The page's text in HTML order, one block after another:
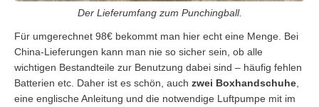
Der Lieferumfang zum Punchingball.
Für umgerechnet 98€ bekommt man hier echt eine Menge. Bei
China-Lieferungen kann man nie so sicher sein, ob alle
wichtigen Bestandteile zur Benutzung dabei sind – häufig fehlen
Batterien etc. Daher ist es schön, auch zwei Boxhandschuhe
eine englische Anleitung und die notwendige Luftpumpe mit im